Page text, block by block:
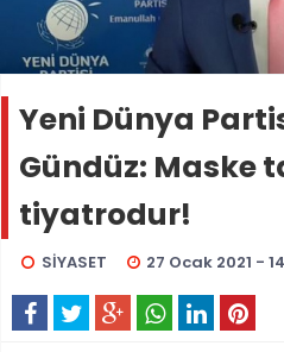
Yeni Dünya
Gündüz: Maske
tiyatrodur!
SİYASET 27 Ocak 2021 -